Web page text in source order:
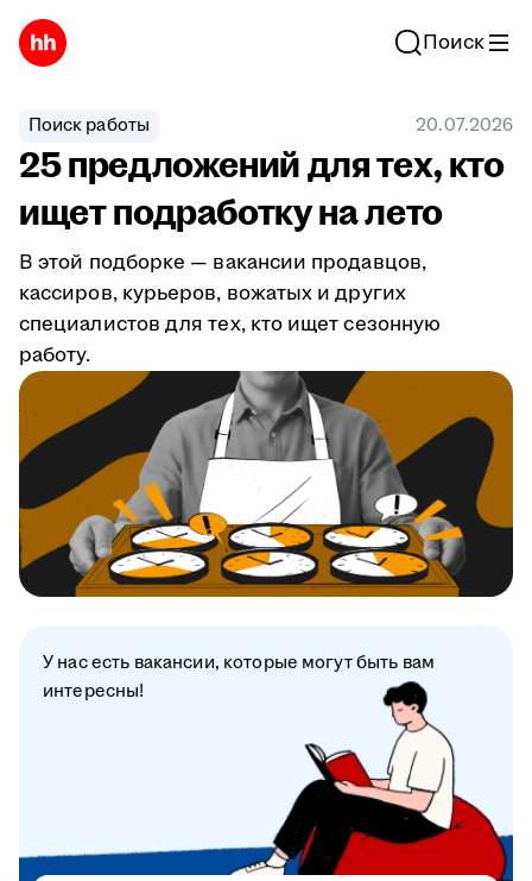
Поиск
Поиск работы 20.07.2026
25 предложений для тех, кто
ищет подработку на лето
В этой подборке — вакансии продавцов,
кассиров, курьеров, вожатых и других
специалистов для тех, кто ищет сезонную
работу.
У нас есть вакансии, которые могут быть вам
интересны!